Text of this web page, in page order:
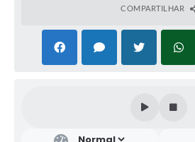
COMPARTILHAR